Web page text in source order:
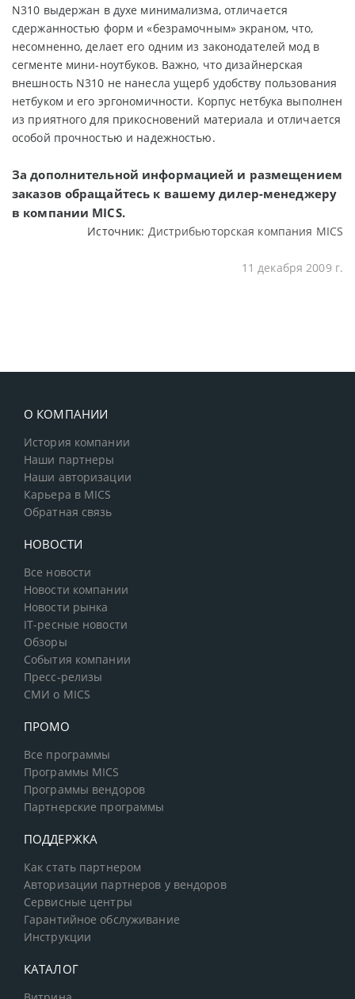
N310 выдержан в духе минимализма, отличается
сдержанностью форм и «безрамочным» экраном, что,
несомненно, делает его одним из законодателей мод в
сегменте мини-ноутбуков. Важно, что дизайнерская
внешность N310 не нанесла ущерб удобству пользования
нетбуком и его эргономичности. Корпус нетбука выполнен
из приятного для прикосновений материала и отличается
особой прочностью и надежностью.
За дополнительной информацией и размещением
заказов обращайтесь к вашему дилер-менеджеру
в компании MICS.
Источник: Дистрибьюторская компания MICS
11 декабря 2009 г.
О КОМПАНИИ
История компании
Наши партнеры
Наши авторизации
Карьера в MICS
Обратная связь
НОВОСТИ
Все новости
Новости компании
Новости рынка
IT-ресные новости
Обзоры
События компании
Пресс-релизы
СМИ о MICS
ПРОМО
Все программы
Программы MICS
Программы вендоров
Партнерские программы
ПОДДЕРЖКА
Как стать партнером
Авторизации партнеров у вендоров
Сервисные центры
Гарантийное обслуживание
Инструкции
КАТАЛОГ